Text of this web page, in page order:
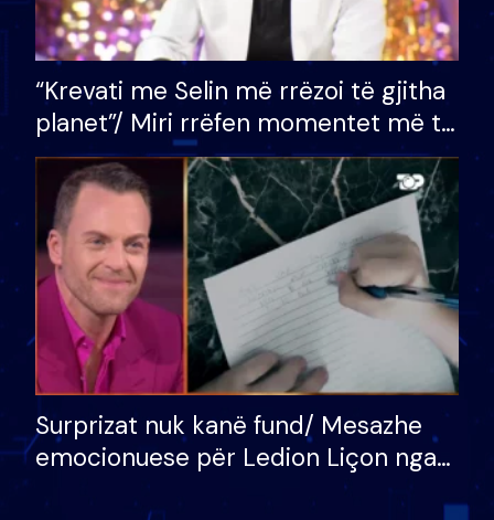
“Krevati me Selin më rrëzoi të gjitha
planet”/ Miri rrëfen momentet më të
bukura në shtëpinë e BB VIP: Do më
mungojë zilja e mëngjesit kur…
Surprizat nuk kanë fund/ Mesazhe
emocionuese për Ledion Liçon nga
nëna dhe fëmijët e tij, moderatori